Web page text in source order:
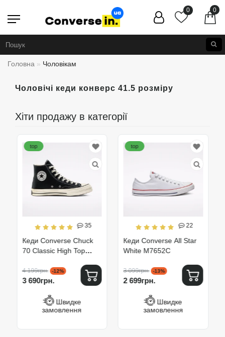
0
0
Головна Чоловікам
Чоловічі кеди конверс 41.5 розміру
Хіти продажу в категорії
top
35
Кеди Converse Chuck
70 Classic High Top
4 199грн. -12%
3 690грн.
Швидке
замовлення
top
22
Кеди Converse All Star
White M7652C
3 099грн. -13%
2 699грн.
Швидке
замовлення